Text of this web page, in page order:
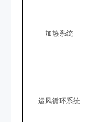
加热系统
运风循环系统